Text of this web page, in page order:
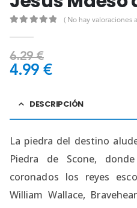
( No hay valoraciones
6.29€
4.99 €
DESCRIPCIÓN
La piedra del destino
Piedra de Scone,
coronados los reyes
William Wallace,